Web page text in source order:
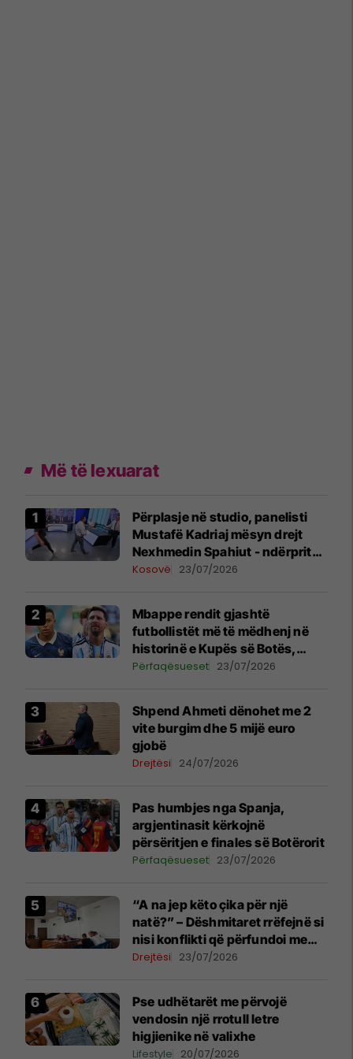
Më të lexuarat
Përplasje në studio, panelisti
Mustafë Kadriaj mësyn drejt
Nexhmedin Spahiut - ndërpritet
transmetimi
Kosovë 23/07/2026
Mbappe rendit gjashtë
futbollistët më të mëdhenj në
historinë e Kupës së Botës,
Messi mbetet i dyti
Përfaqësueset 23/07/2026
Shpend Ahmeti dënohet me 2
vite burgim dhe 5 mijë euro
gjobë
Drejtësi 24/07/2026
Pas humbjes nga Spanja,
argjentinasit kërkojnë
përsëritjen e finales së Botërorit
Përfaqësueset 23/07/2026
“A na jep këto çika për një
natë?” – Dëshmitaret rrëfejnë si
nisi konflikti që përfundoi me
plagosjen e tre personave
Drejtësi 23/07/2026
Pse udhëtarët me përvojë
vendosin një rrotull letre
higjienike në valixhe
Lifestyle 20/07/2026